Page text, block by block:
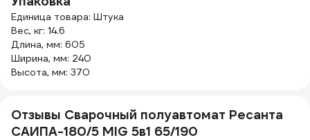
Единица товара: Штука
Вес, кг: 14.6
Длина, мм: 605
Ширина, мм: 240
Высота, мм: 370
Отзывы Сварочный полуавтомат Ресанта
САИПА-180/5 MIG 5в1 65/190